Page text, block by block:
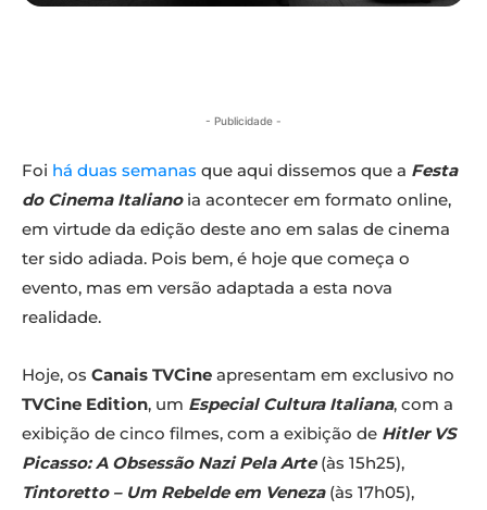
- Publicidade -
Foi há duas semanas que aqui dissemos que a Festa
do Cinema Italianoia acontecer em formato online,
em virtude da edição deste ano em salas de cinema
ter sido adiada. Pois bem, é hoje que começa o
evento, mas em versão adaptada a esta nova
realidade.
Hoje, os Canais TVCine apresentam em exclusivo no
TVCine Edition, um Especial Cultura Italiana, com a
exibição de cinco filmes, com a exibição de Hitler VS
Picasso: A Obsessão Nazi Pela Arte(às 15h25),
Tintoretto – Um Rebelde em Veneza(às 17h05),